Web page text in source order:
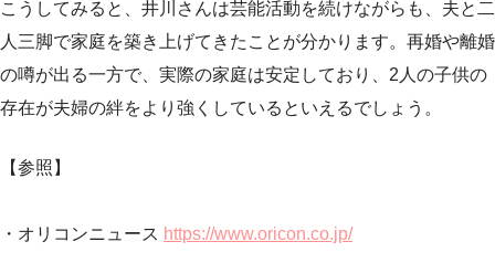
こうしてみると、井川さんは芸能活動を続けながらも、夫と二
人三脚で家庭を築き上げてきたことが分かります。再婚や離婚
の噂が出る一方で、実際の家庭は安定しており、2人の子供の
存在が夫婦の絆をより強くしているといえるでしょう。
【参照】
・オリコンニュース https://www.oricon.co.jp/